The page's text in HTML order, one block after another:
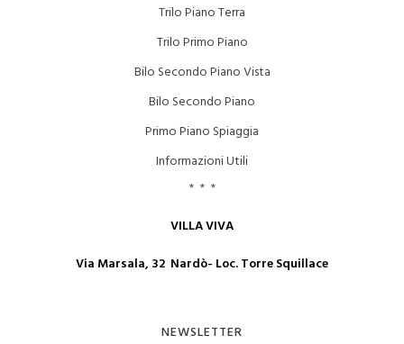
Trilo Piano Terra
Trilo Primo Piano
Bilo Secondo Piano Vista
Bilo Secondo Piano
Primo Piano Spiaggia
Informazioni Utili
* * *
VILLA VIVA
Via Marsala, 32 Nardò- Loc. Torre Squillace
NEWSLETTER